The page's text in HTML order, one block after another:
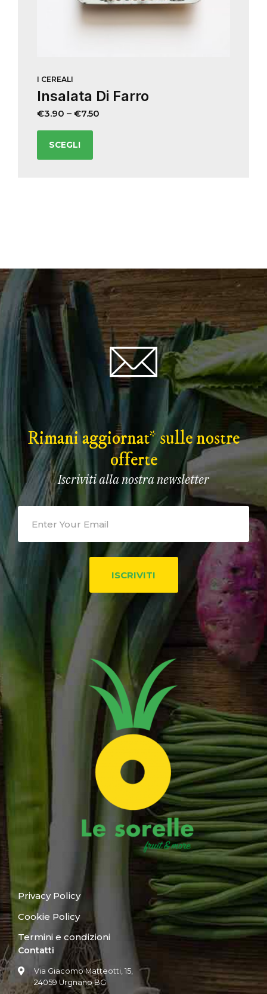
I CEREALI
Insalata Di Farro
€3.90 – €7.50
SCEGLI
Rimani aggiornat* sulle nostre
offerte
Iscriviti alla nostra newsletter
Privacy Policy
Cookie Policy
Termini e condizioni
Contatti
Via Giacomo Matteotti, 15,
24059 Urgnano BG